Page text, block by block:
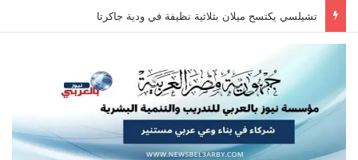
تشيلسي يكتسح ميلان بثلاثية نظيفة في ودية جاكرتا